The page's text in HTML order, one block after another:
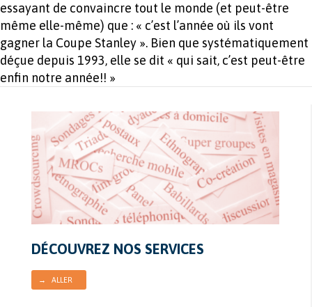
essayant de convaincre tout le monde (et peut-être
même elle-même) que : « c’est l’année où ils vont
gagner la Coupe Stanley ». Bien que systématiquement
déçue depuis 1993, elle se dit « qui sait, c’est peut-être
enfin notre année!! »
DÉCOUVREZ NOS SERVICES
→ ALLER